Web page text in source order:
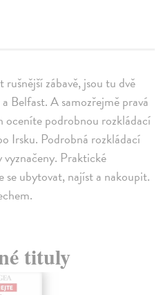
zábavě, jsou tu dvě
Belfast. A samozřejmě pravá
oceníte podrobnou rozkládací
Irsku. Podrobná rozkládací
vyznačeny. Praktické
se ubytovat, najíst a nakoupit.
tituly